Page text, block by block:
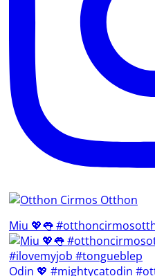
Miu 💖👅
Odin 💖 #mightycatodin